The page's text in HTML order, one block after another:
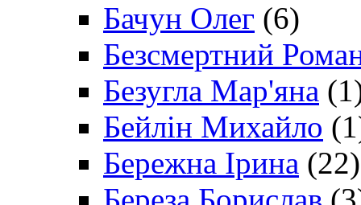
Бачун Олег (6)
Безсмертний
Безугла Мар'яна
Бейлін Михайло
Бережна Ірина (22)